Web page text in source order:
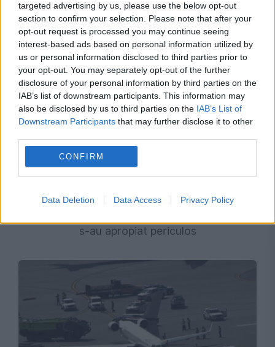
targeted advertising by us, please use the below opt-out
section to confirm your selection. Please note that after your
opt-out request is processed you may continue seeing
interest-based ads based on personal information utilized by
us or personal information disclosed to third parties prior to
your opt-out. You may separately opt-out of the further
disclosure of your personal information by third parties on the
IAB’s list of downstream participants. This information may
also be disclosed by us to third parties on the IAB’s List of
Downstream Participants that may further disclose it to other
CONFIRM
Data Deletion Data Access Privacy Policy
de calitate militară, găsiți pe o dronă
s-au apropiat periculos